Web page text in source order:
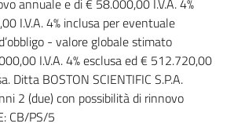
annuale e di € 58.000,00 I.V.A. 4%
I.V.A. 4% inclusa per eventuale
- valore globale stimato
I.V.A. 4% esclusa ed € 512.720,00
Ditta BOSTON SCIENTIFIC S.P.A.
2 (due) con possibilità di rinnovo
CB/PS/5